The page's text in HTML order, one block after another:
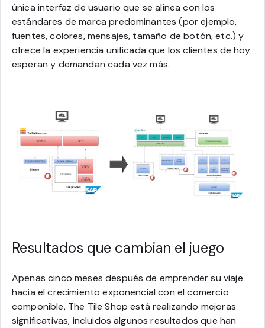
única interfaz de usuario que se alinea con los
estándares de marca predominantes (por ejemplo,
fuentes, colores, mensajes, tamaño de botón, etc.) y
ofrece la experiencia unificada que los clientes de hoy
esperan y demandan cada vez más.
Resultados que cambian el juego
Apenas cinco meses después de emprender su viaje
hacia el crecimiento exponencial con el comercio
componible, The Tile Shop está realizando mejoras
significativas, incluidos algunos resultados que han